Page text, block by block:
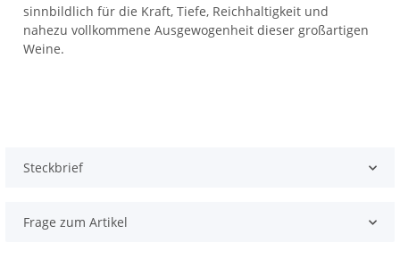
sinnbildlich für die Kraft, Tiefe, Reichhaltigkeit und
nahezu vollkommene Ausgewogenheit dieser großartigen
Weine.
Steckbrief
Frage zum Artikel